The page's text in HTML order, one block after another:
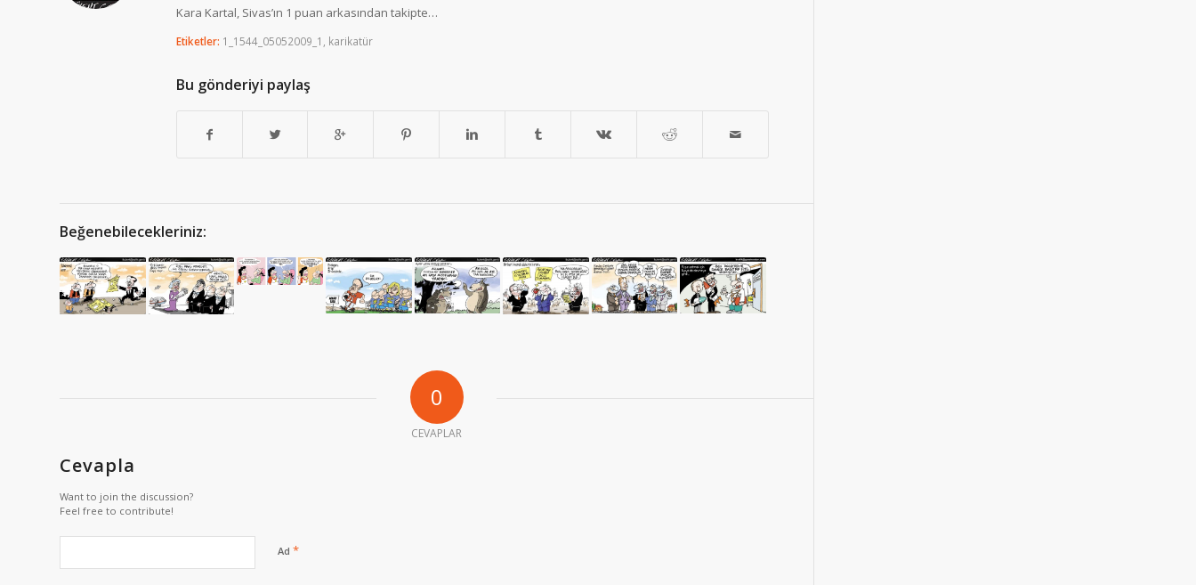
Kara Kartal, Sivas’ın 1 puan arkasından takipte…
Etiketler: 1_1544_05052009_1 , karikatür
Bu gönderiyi paylaş
Beğenebilecekleriniz:
0
CEVAPLAR
Cevapla
Want to join the discussion?
Feel free to contribute!
Ad *